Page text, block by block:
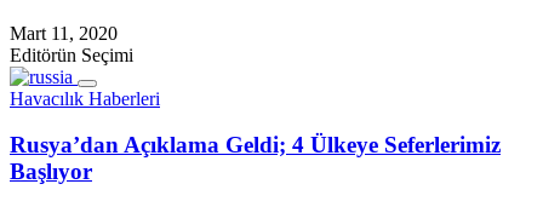
Mart 11, 2020
Editörün Seçimi
Havacılık Haberleri
Rusya’dan Açıklama Geldi; 4 Ülkeye Seferlerimiz
Başlıyor